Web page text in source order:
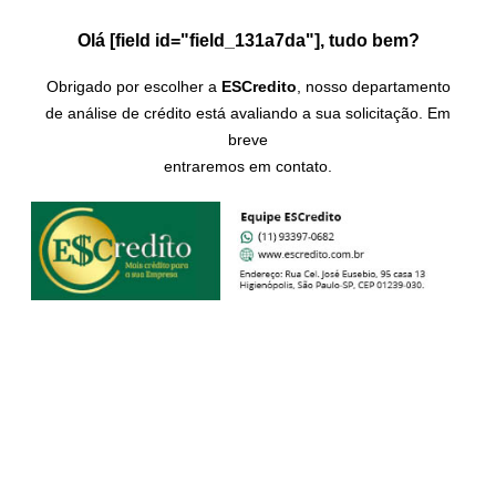
Olá [field id="field_131a7da"], tudo bem?
Obrigado por escolher a ESCredito , nosso departamento
de análise de crédito está avaliando a sua solicitação. Em
breve
entraremos em contato.